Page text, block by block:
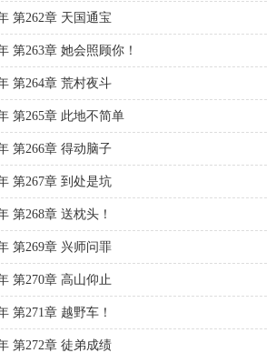
第262章 天国通宝
第263章 她会照顾你！
第264章 荒村夜斗
第265章 此地不简单
第266章 得动脑子
第267章 到处是坑
第268章 送枕头！
第269章 兴师问罪
第270章 高山仰止
第271章 越野车！
第272章 徒弟成绩